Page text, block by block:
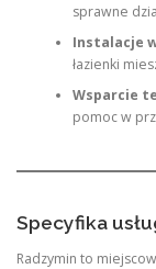
sprawne
Instalacje
łazienki
Wsparcie
pomoc w
Specyfika
Radzymin to